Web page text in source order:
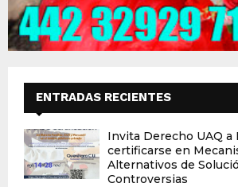
ENTRADAS RECIENTES
Invita Derecho UAQ a
certificarse en
Alternativos de
Controversias